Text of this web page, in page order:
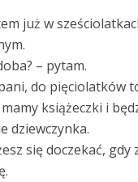
już w
– pytam.
do pięciolatków
książeczki i
dziewczynka.
się doczekać, gdy